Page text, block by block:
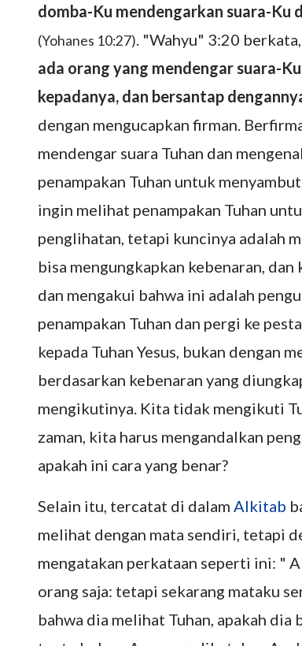
domba-Ku mendengarkan suara-Ku
(Yohanes 10:27). "Wahyu" 3:20
ada orang yang mendengar suara-
kepadanya, dan bersantap
dengan mengucapkan firman.
mendengar suara Tuhan dan
penampakan Tuhan untuk
ingin melihat penampakan Tuhan
penglihatan, tetapi kuncinya adalah
bisa mengungkapkan kebenaran,
dan mengakui bahwa ini adalah
penampakan Tuhan dan pergi ke
kepada Tuhan Yesus, bukan dengan
berdasarkan kebenaran yang
mengikutinya. Kita tidak mengikuti
zaman, kita harus mengandalkan
apakah ini cara yang benar?
Selain itu, tercatat di dalam Alkitab
melihat dengan mata sendiri, tetapi
mengatakan perkataan seperti ini: "
orang saja: tetapi sekarang mataku
bahwa dia melihat Tuhan, apakah